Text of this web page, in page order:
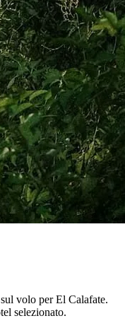
volo per El Calafate.
selezionato.